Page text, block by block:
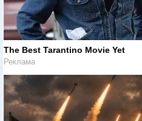
The Best Tarantino Movie Yet
Реклама